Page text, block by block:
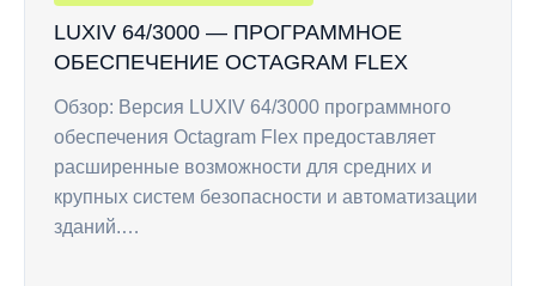
LUXIV 64/3000 — ПРОГРАММНОЕ
ОБЕСПЕЧЕНИЕ OCTAGRAM FLEX
Обзор: Версия LUXIV 64/3000 программного
обеспечения Octagram Flex предоставляет
расширенные возможности для средних и
крупных систем безопасности и автоматизации
зданий.…